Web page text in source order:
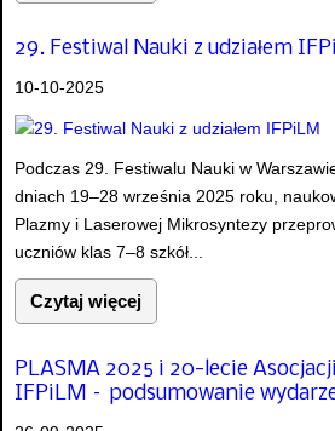
29. Festiwal Nauki z udziałem
10-10-2025
Podczas 29. Festiwalu Nauki w
dniach 19–28 września 2025 roku,
Plazmy i Laserowej Mikrosyntezy
uczniów klas 7–8 szkół...
Czytaj więcej
PLASMA 2025 i 20-lecie
IFPiLM – podsumowanie